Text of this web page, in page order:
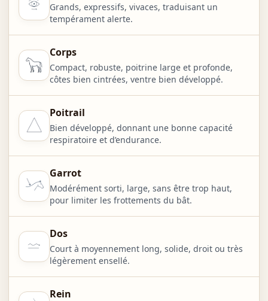
Grands, expressifs, vivaces, traduisant un
tempérament alerte.
Corps
Compact, robuste, poitrine large et profonde,
côtes bien cintrées, ventre bien développé.
Poitrail
Bien développé, donnant une bonne capacité
respiratoire et d’endurance.
Garrot
Modérément sorti, large, sans être trop haut,
pour limiter les frottements du bât.
Dos
Court à moyennement long, solide, droit ou très
légèrement ensellé.
Rein